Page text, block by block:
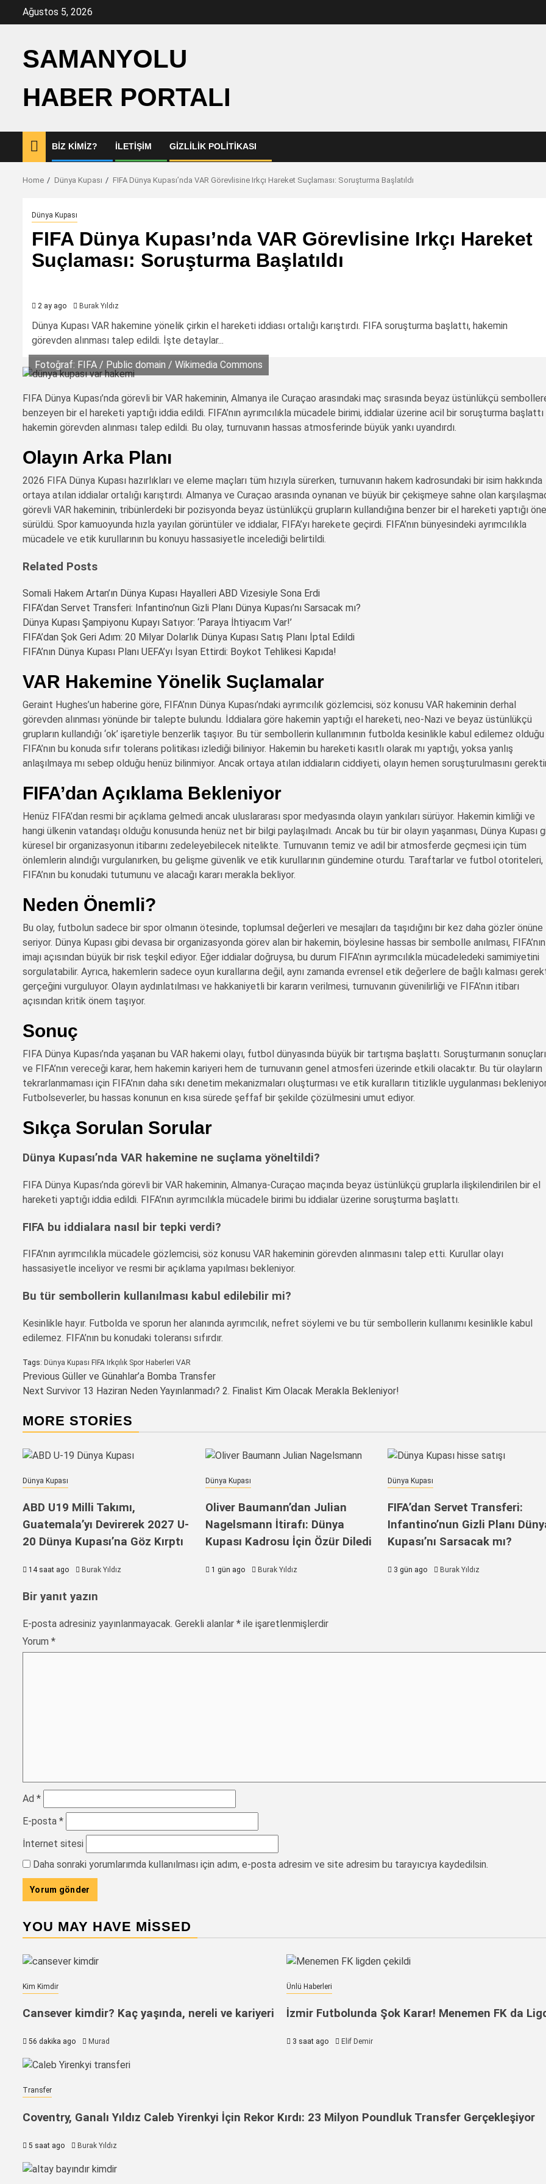
Ağustos 5, 2026
SAMANYOLU
HABER PORTALI
BIZ KIMIZ? İLETIŞIM GIZLILIK POLITIKASI
Home Dünya Kupası FIFA Dünya Kupası’nda VAR Görevlisine Irkçı Hareket Suçlaması: Soruşturma Başlatıldı
Dünya Kupası
FIFA Dünya Kupası’nda VAR Görevlisine Irkçı Hareket
Suçlaması: Soruşturma Başlatıldı
2 ay ago Burak Yıldız
Dünya Kupası VAR hakemine yönelik çirkin el hareketi iddiası ortalığı karıştırdı. FIFA soruşturma başlattı, hakemin
görevden alınması talep edildi. İşte detaylar...
Fotoğraf: FIFA / Public domain / Wikimedia Commons
FIFA Dünya Kupası’nda görevli bir VAR hakeminin, Almanya ile Curaçao arasındaki maç sırasında beyaz üstünlükçü
benzeyen bir el hareketi yaptığı iddia edildi. FIFA’nın ayrımcılıkla mücadele birimi, iddialar üzerine acil bir soruşturma
hakemin görevden alınması talep edildi. Bu olay, turnuvanın hassas atmosferinde büyük yankı uyandırdı.
Olayın Arka Planı
2026 FIFA Dünya Kupası hazırlıkları ve eleme maçları tüm hızıyla sürerken, turnuvanın hakem kadrosundaki bir isim hakkında
ortaya atılan iddialar ortalığı karıştırdı. Almanya ve Curaçao arasında oynanan ve büyük bir çekişmeye sahne olan
görevli VAR hakeminin, tribünlerdeki bir pozisyonda beyaz üstünlükçü grupların kullandığına benzer bir el hareketi yaptığı öne
sürüldü. Spor kamuoyunda hızla yayılan görüntüler ve iddialar, FIFA’yı harekete geçirdi. FIFA’nın bünyesindeki ayrımcılıkla
mücadele ve etik kurullarının bu konuyu hassasiyetle incelediği belirtildi.
Related Posts
Somali Hakem Artan’ın Dünya Kupası Hayalleri ABD Vizesiyle Sona Erdi
FIFA’dan Servet Transferi: Infantino’nun Gizli Planı Dünya Kupası’nı Sarsacak mı?
Dünya Kupası Şampiyonu Kupayı Satıyor: ‘Paraya İhtiyacım Var!’
FIFA’dan Şok Geri Adım: 20 Milyar Dolarlık Dünya Kupası Satış Planı İptal Edildi
FIFA’nın Dünya Kupası Planı UEFA’yı İsyan Ettirdi: Boykot Tehlikesi Kapıda!
VAR Hakemine Yönelik Suçlamalar
Geraint Hughes’un haberine göre, FIFA’nın Dünya Kupası’ndaki ayrımcılık gözlemcisi, söz konusu VAR hakeminin derhal
görevden alınması yönünde bir talepte bulundu. İddialara göre hakemin yaptığı el hareketi, neo-Nazi ve beyaz üstünlükçü
grupların kullandığı ‘ok’ işaretiyle benzerlik taşıyor. Bu tür sembollerin kullanımının futbolda kesinlikle kabul edilemez
FIFA’nın bu konuda sıfır tolerans politikası izlediği biliniyor. Hakemin bu hareketi kasıtlı olarak mı yaptığı, yoksa yanlış
anlaşılmaya mı sebep olduğu henüz bilinmiyor. Ancak ortaya atılan iddiaların ciddiyeti, olayın hemen soruşturulmasını
FIFA’dan Açıklama Bekleniyor
Henüz FIFA’dan resmi bir açıklama gelmedi ancak uluslararası spor medyasında olayın yankıları sürüyor. Hakemin kimliği ve
hangi ülkenin vatandaşı olduğu konusunda henüz net bir bilgi paylaşılmadı. Ancak bu tür bir olayın yaşanması, Dünya Kupası
küresel bir organizasyonun itibarını zedeleyebilecek nitelikte. Turnuvanın temiz ve adil bir atmosferde geçmesi için tüm
önlemlerin alındığı vurgulanırken, bu gelişme güvenlik ve etik kurullarının gündemine oturdu. Taraftarlar ve futbol otoriteleri,
FIFA’nın bu konudaki tutumunu ve alacağı kararı merakla bekliyor.
Neden Önemli?
Bu olay, futbolun sadece bir spor olmanın ötesinde, toplumsal değerleri ve mesajları da taşıdığını bir kez daha gözler önüne
seriyor. Dünya Kupası gibi devasa bir organizasyonda görev alan bir hakemin, böylesine hassas bir sembolle anılması, FIFA’nın
imajı açısından büyük bir risk teşkil ediyor. Eğer iddialar doğruysa, bu durum FIFA’nın ayrımcılıkla mücadeledeki samimiyetini
sorgulatabilir. Ayrıca, hakemlerin sadece oyun kurallarına değil, aynı zamanda evrensel etik değerlere de bağlı kalması
gerçeğini vurguluyor. Olayın aydınlatılması ve hakkaniyetli bir kararın verilmesi, turnuvanın güvenilirliği ve FIFA’nın itibarı
açısından kritik önem taşıyor.
Sonuç
FIFA Dünya Kupası’nda yaşanan bu VAR hakemi olayı, futbol dünyasında büyük bir tartışma başlattı. Soruşturmanın sonuçları
ve FIFA’nın vereceği karar, hem hakemin kariyeri hem de turnuvanın genel atmosferi üzerinde etkili olacaktır. Bu tür olayların
tekrarlanmaması için FIFA’nın daha sıkı denetim mekanizmaları oluşturması ve etik kuralların titizlikle uygulanması
Futbolseverler, bu hassas konunun en kısa sürede şeffaf bir şekilde çözülmesini umut ediyor.
Sıkça Sorulan Sorular
Dünya Kupası’nda VAR hakemine ne suçlama yöneltildi?
FIFA Dünya Kupası’nda görevli bir VAR hakeminin, Almanya-Curaçao maçında beyaz üstünlükçü gruplarla ilişkilendirilen bir el
hareketi yaptığı iddia edildi. FIFA’nın ayrımcılıkla mücadele birimi bu iddialar üzerine soruşturma başlattı.
FIFA bu iddialara nasıl bir tepki verdi?
FIFA’nın ayrımcılıkla mücadele gözlemcisi, söz konusu VAR hakeminin görevden alınmasını talep etti. Kurullar olayı
hassasiyetle inceliyor ve resmi bir açıklama yapılması bekleniyor.
Bu tür sembollerin kullanılması kabul edilebilir mi?
Kesinlikle hayır. Futbolda ve sporun her alanında ayrımcılık, nefret söylemi ve bu tür sembollerin kullanımı kesinlikle kabul
edilemez. FIFA’nın bu konudaki toleransı sıfırdır.
Tags: Dünya Kupası FIFA Irkçılık Spor Haberleri VAR
Post
navigation
Previous Güller ve Günahlar’a Bomba Transfer
Next Survivor 13 Haziran Neden Yayınlanmadı? 2. Finalist Kim Olacak Merakla Bekleniyor!
MORE STORIES
Dünya Kupası
ABD U19 Milli Takımı,
Guatemala’yı Devirerek 2027 U-
20 Dünya Kupası’na Göz Kırptı
14 saat ago Burak Yıldız
Dünya Kupası
Oliver Baumann’dan Julian
Nagelsmann İtirafı: Dünya
Kupası Kadrosu İçin Özür Diledi
1 gün ago Burak Yıldız
Dünya Kupası
FIFA’dan Servet Transferi:
Infantino’nun Gizli Planı
Kupası’nı Sarsacak mı?
3 gün ago Burak Yıldız
Bir yanıt yazın
E-posta adresiniz yayınlanmayacak. Gerekli alanlar * ile işaretlenmişlerdir
Yorum *
Ad *
E-posta *
İnternet sitesi
Daha sonraki yorumlarımda kullanılması için adım, e-posta adresim ve site adresim bu tarayıcıya kaydedilsin.
YOU MAY HAVE MISSED
Kim Kimdir
Cansever kimdir? Kaç yaşında, nereli ve kariyeri
56 dakika ago Murad
Ünlü Haberleri
İzmir Futbolunda Şok Karar! Menemen FK da
3 saat ago Elif Demir
Transfer
Coventry, Ganalı Yıldız Caleb Yirenkyi İçin Rekor Kırdı: 23 Milyon Poundluk Transfer Gerçekleşiyor
5 saat ago Burak Yıldız